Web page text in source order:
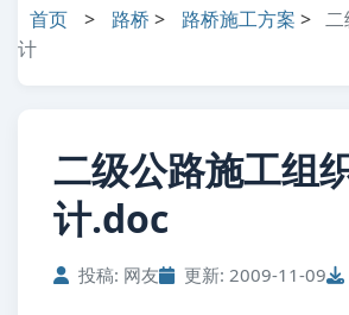
首页 > 路桥 > 路桥施工方案 > 二
计
二级公路施工组
计.doc
投稿: 网友 更新: 2009-11-09